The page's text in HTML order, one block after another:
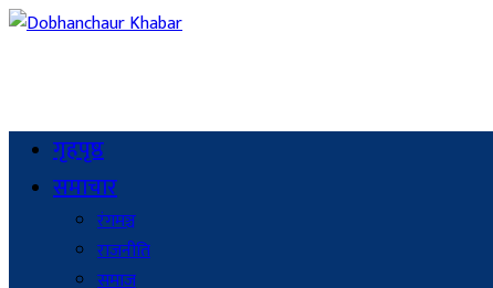
गृहपृष्ठ
समाचार
रंगमञ्च
राजनीति
समाज